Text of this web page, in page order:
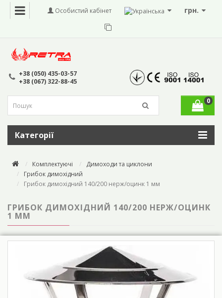
грн.
Особистий кабінет
+38 (050) 435-03-57
+38 (067) 322-88-45
0
Категорії
Комплектуючі
Димоходи та циклони
Грибок димохідний
Грибок димохідний 140/200 нерж/оцинк 1 мм
ГРИБОК ДИМОХІДНИЙ 140/200 НЕРЖ/ОЦИНК
1 ММ